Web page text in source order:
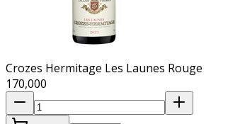
Crozes Hermitage Les Launes Rouge
170,000